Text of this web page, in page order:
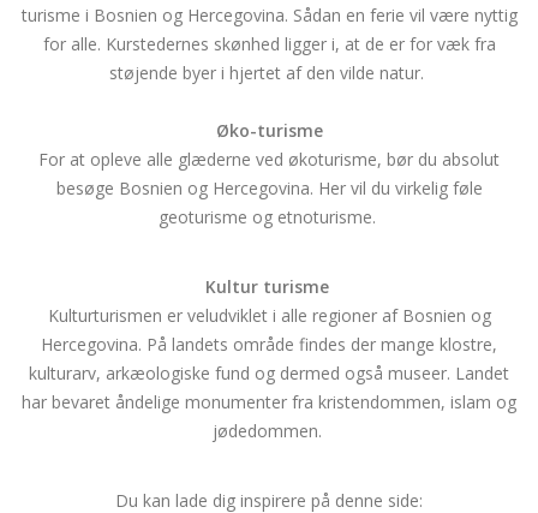
turisme i Bosnien og Hercegovina. Sådan en ferie vil være nyttig
for alle. Kurstedernes skønhed ligger i, at de er for væk fra
støjende byer i hjertet af den vilde natur.
Øko-turisme
For at opleve alle glæderne ved økoturisme, bør du absolut
besøge Bosnien og Hercegovina. Her vil du virkelig føle
geoturisme og etnoturisme.
Kultur turisme
Kulturturismen er veludviklet i alle regioner af Bosnien og
Hercegovina. På landets område findes der mange klostre,
kulturarv, arkæologiske fund og dermed også museer. Landet
har bevaret åndelige monumenter fra kristendommen, islam og
jødedommen.
Du kan lade dig inspirere på denne side: